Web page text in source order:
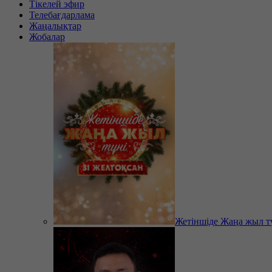
Тікелей эфир
Телебағдарлама
Жаңалықтар
Жобалар
Жетіншіде Жаңа жыл